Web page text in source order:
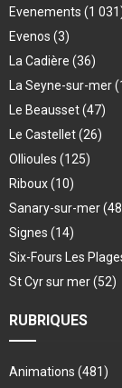
Evenements (1
Evenos (3)
La Cadière (36)
La Seyne-sur-mer
Le Beausset(47)
Le Castellet(26)
Ollioules (125)
Riboux(10)
Sanary-sur-mer
Signes (14)
Six-Fours Les
St Cyr sur mer(52)
RUBRIQUES
Animations (481)